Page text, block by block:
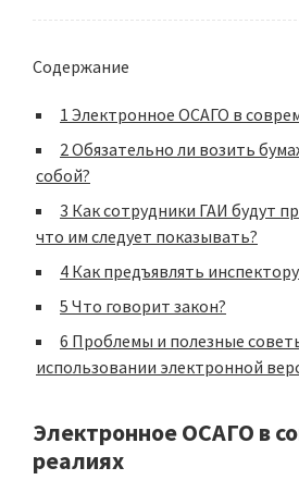
Содержание
1 Электронное ОСАГО в
2Обязательно ли возить
собой?
3 Как сотрудники ГАИ будут
что им следует показывать?
4 Как предъявлять инспектору
5 Что говорит закон?
6 Проблемы и полезные
использовании электронной
Электронное ОСАГО в
реалиях